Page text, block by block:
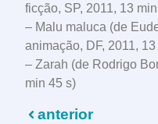
ficção, SP, 2011, 13
– Malu maluca (de
animação, DF, 2011,
– Zarah (de Rodrigo
min 45 s)
anterior